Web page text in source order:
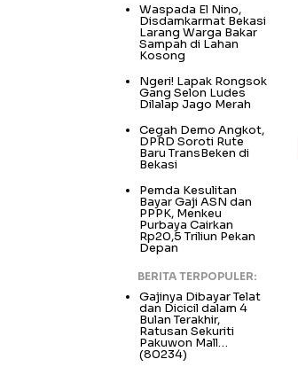
Waspada El Nino,
Disdamkarmat Bekasi
Larang Warga Bakar
Sampah di Lahan
Kosong
Ngeri! Lapak Rongsok
Gang Selon Ludes
Dilalap Jago Merah
Cegah Demo Angkot,
DPRD Soroti Rute
Baru TransBeken di
Bekasi
Pemda Kesulitan
Bayar Gaji ASN dan
PPPK, Menkeu
Purbaya Cairkan
Rp20,5 Triliun Pekan
Depan
BERITA TERPOPULER:
Gajinya Dibayar Telat
dan Dicicil dalam 4
Bulan Terakhir,
Ratusan Sekuriti
Pakuwon Mall…
(80234)